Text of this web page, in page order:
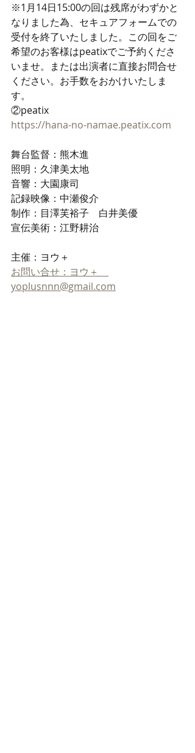
※1月14日15:00の回は残席がわずかと
なりました為、セキュアフォームでの
受付を終了いたしました。この回をご
希望のお客様はpeatixでご予約くださ
いませ。または出演者に直接お問合せ
ください。お手数をおかけいたしま
す。
②peatix
https://hana-no-namae.peatix.com
舞台監督：熊木進
照明：久津美太地
音響：大園康司
記録映像：中瀬俊介
制作：目澤芙裕子　白井美優
宣伝美術：江野耕治
主催：ヨウ＋
お問い合せ：ヨウ＋
yoplusnnn@gmail.com